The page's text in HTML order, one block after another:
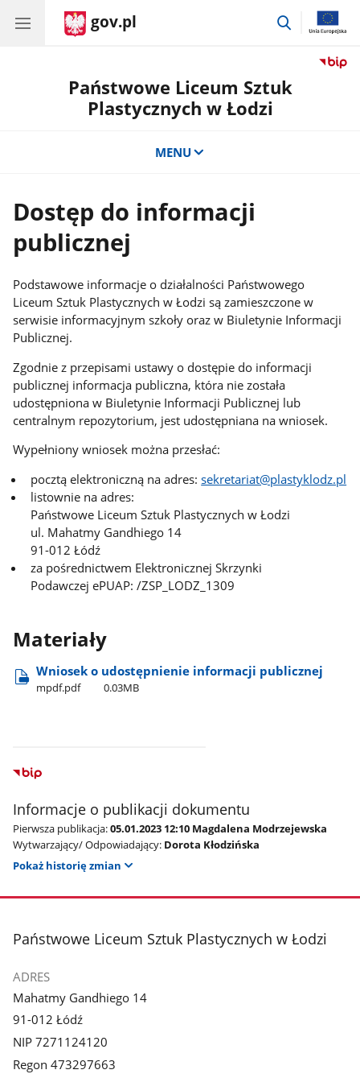
gov.pl
przejdź
Państwowe Liceum Sztuk
Plastycznych w Łodzi
MENU
Dostęp do informacji
publicznej
Podstawowe informacje o działalności Państwowego
Liceum Sztuk Plastycznych w Łodzi są zamieszczone w
serwisie informacyjnym szkoły oraz w Biuletynie Informacji
Publicznej.
Zgodnie z przepisami ustawy o dostępie do informacji
publicznej informacja publiczna, która nie została
udostępniona w Biuletynie Informacji Publicznej lub
centralnym repozytorium, jest udostępniana na wniosek.
Wypełniony wniosek można przesłać:
pocztą elektroniczną na adres:sekretariat@plastyklodz.pl
listownie na adres:
Państwowe Liceum Sztuk Plastycznych w Łodzi
ul. Mahatmy Gandhiego 14
91-012 Łódź
za pośrednictwem Elektronicznej Skrzynki
Podawczej ePUAP: /ZSP_LODZ_1309
Materiały
Wniosek o udostępnienie informacji publicznej
mpdf.pdf 0.03MB
Informacje o publikacji dokumentu
Pierwsza publikacja:05.01.2023 12:10 Magdalena Modrzejewska
Wytwarzający/ Odpowiadający: Dorota Kłodzińska
Pokaż historię zmian
stopka
Państwowe Liceum Sztuk Plastycznych w Łodzi
ADRES
Mahatmy Gandhiego 14
91-012 Łódź
NIP 7271124120
Regon 473297663